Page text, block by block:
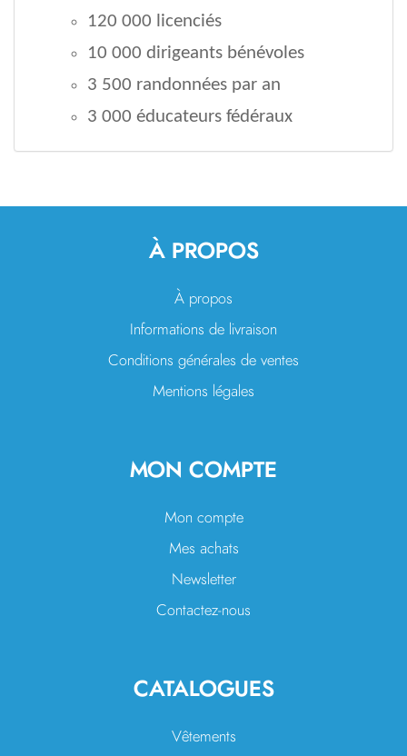
120 000 licenciés
10 000 dirigeants bénévoles
3 500 randonnées par an
3 000 éducateurs fédéraux
À PROPOS
À propos
Informations de livraison
Conditions générales de ventes
Mentions légales
MON COMPTE
Mon compte
Mes achats
Newsletter
Contactez-nous
CATALOGUES
Vêtements